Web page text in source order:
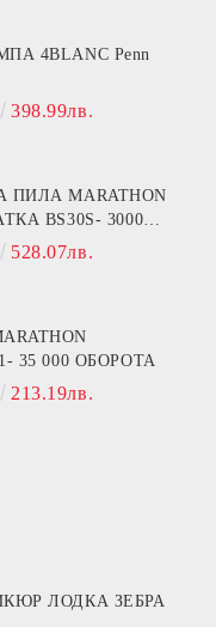
4BLANC Penn
398.99лв.
MARATHON
30000
528.07лв.
35 000 ОБОРОТА
213.19лв.
ЛОДКА ЗЕБРА